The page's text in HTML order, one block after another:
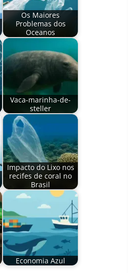
Os Maiores
Problemas dos
Oceanos
Vaca-marinha-de-
steller
Impacto do Lixo nos
recifes de coral no
Brasil
Economia Azul